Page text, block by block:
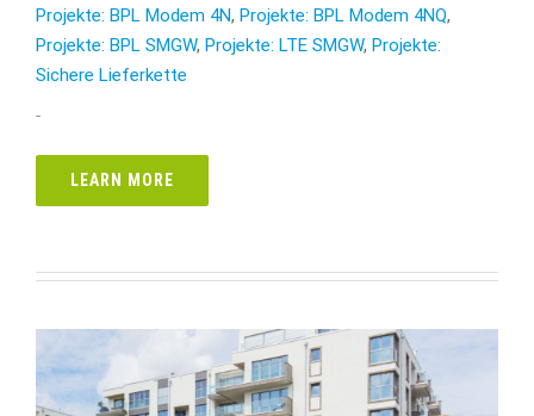
Projekte: BPL Modem 4N, Projekte: BPL Modem 4NQ,
Projekte: BPL SMGW, Projekte: LTE SMGW, Projekte:
Sichere Lieferkette
-
LEARN MORE